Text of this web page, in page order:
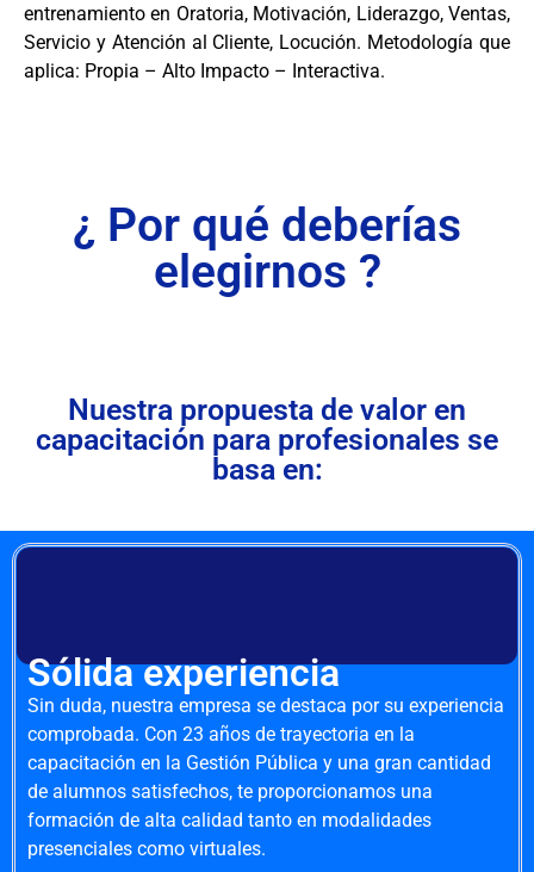
entrenamiento en Oratoria, Motivación, Liderazgo, Ventas,
Servicio y Atención al Cliente, Locución. Metodología que
aplica: Propia – Alto Impacto – Interactiva.
¿ Por qué deberías
elegirnos ?
Nuestra propuesta de valor en
capacitación para profesionales se
basa en:
Sólida experiencia
Sin duda, nuestra empresa se destaca por su experiencia
comprobada. Con 23 años de trayectoria en la
capacitación en la Gestión Pública y una gran cantidad
de alumnos satisfechos, te proporcionamos una
formación de alta calidad tanto en modalidades
presenciales como virtuales.